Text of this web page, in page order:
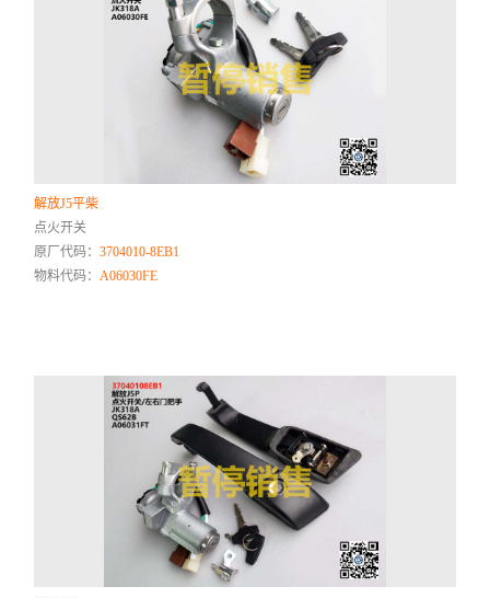
解放J5平柴
点火开关
原厂代码：3704010-8EB1
物料代码：A06030FE